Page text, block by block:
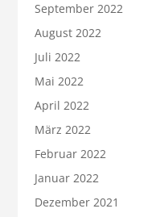
September 2022
August 2022
Juli 2022
Mai 2022
April 2022
März 2022
Februar 2022
Januar 2022
Dezember 2021